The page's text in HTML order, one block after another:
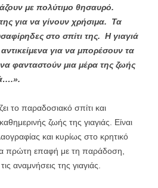
με πολύτιμο θησαυρό.
για να γίνουν χρήσιμα. Τα
στο σπίτι της. Η γιαγιά
για να μπορέσουν τα
φανταστούν μια μέρα της ζωής
το παραδοσιακό σπίτι και
ζωής της γιαγιάς. Είναι
και κυρίως στο κρητικό
πρώτη επαφή με τη παράδοση,
αναμνήσεις της γιαγιάς.